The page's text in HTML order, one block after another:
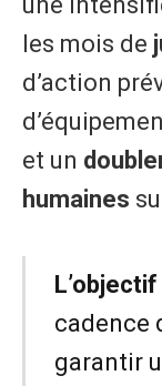
les mois de
d’action
et un
humaines
cadence
garantir